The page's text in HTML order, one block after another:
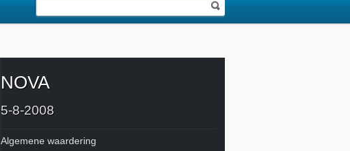
NOVA
5-8-2008
Algemene waardering